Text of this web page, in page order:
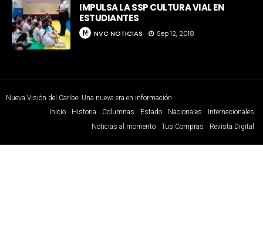
IMPULSA LA SSP CULTURA VIAL EN
ESTUDIANTES
NVC NOTICIAS Sep 12, 2018
Nueva Visión del Caribe. Una nueva era en información
Inicio
Historia Columnas Estado Nacionales
Internacionales
Noticias al momento
Tus Compras Revista Digital